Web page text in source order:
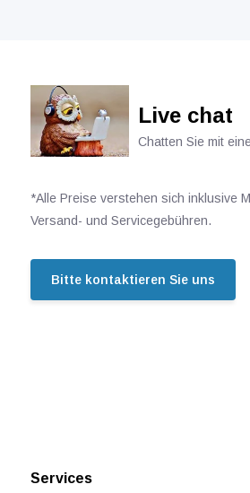
Live chat
Chatten Sie mit
*Alle Preise verstehen sich inklusive
Versand- und Servicegebühren.
Bitte kontaktieren Sie uns
Services